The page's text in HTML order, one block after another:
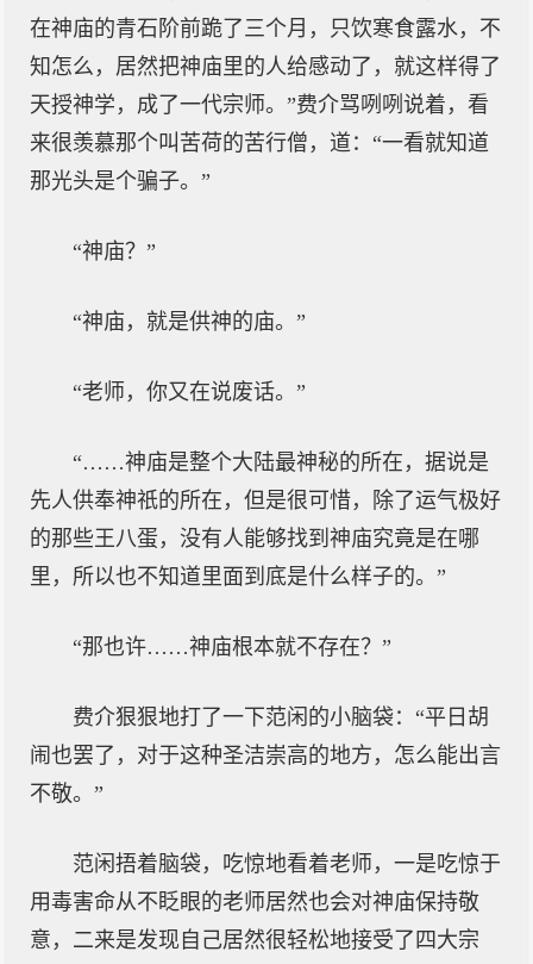
在神庙的青石阶前跪了三个月，只饮寒食露水，不
知怎么，居然把神庙里的人给感动了，就这样得了
天授神学，成了一代宗师。”费介骂咧咧说着，看
来很羡慕那个叫苦荷的苦行僧，道：“一看就知道
那光头是个骗子。”
“神庙？”
“神庙，就是供神的庙。”
“老师，你又在说废话。”
“……神庙是整个大陆最神秘的所在，据说是
先人供奉神祇的所在，但是很可惜，除了运气极好
的那些王八蛋，没有人能够找到神庙究竟是在哪
里，所以也不知道里面到底是什么样子的。”
“那也许……神庙根本就不存在？”
费介狠狠地打了一下范闲的小脑袋：“平日胡
闹也罢了，对于这种圣洁崇高的地方，怎么能出言
不敬。”
范闲捂着脑袋，吃惊地看着老师，一是吃惊于
用毒害命从不眨眼的老师居然也会对神庙保持敬
意，二来是发现自己居然很轻松地接受了四大宗